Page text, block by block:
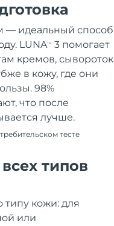
— идеальный способ
LUNATM
3 помогает
кремов, сывороток
в кожу, где они
98%
что после
лучше.
тесте
типов
типу кожи: для
или